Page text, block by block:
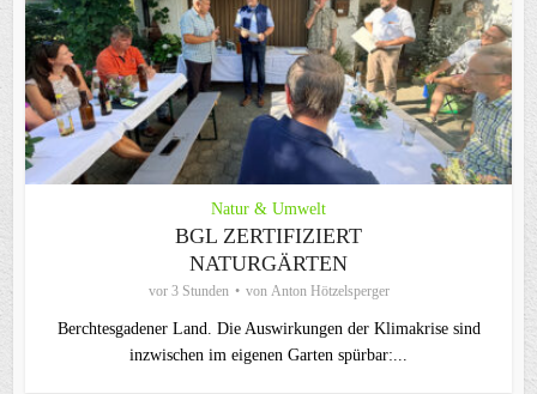
Natur & Umwelt
BGL ZERTIFIZIERT
NATURGÄRTEN
vor 3 Stunden von Anton Hötzelsperger
Berchtesgadener Land. Die Auswirkungen der Klimakrise sind
inzwischen im eigenen Garten spürbar:...